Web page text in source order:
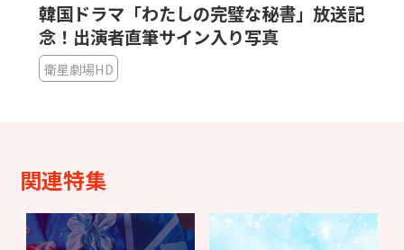
韓国ドラマ「わたしの完璧な秘書」放送記
念！出演者直筆サイン入り写真
衛星劇場HD
関連特集